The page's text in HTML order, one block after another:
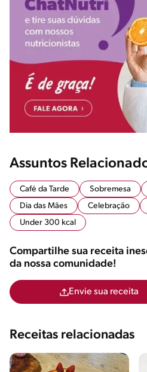
Assuntos
Café da Tarde Sobremesa
Dia das Mães
Celebração
Under 300 kcal
Compartilhe sua receita
da nossa comunidade!
Envie sua receita
Receitas relacionadas